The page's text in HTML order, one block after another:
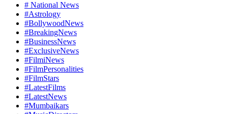
# National News
#Astrology
#BollywoodNews
#BreakingNews
#BusinessNews
#ExclusiveNews
#FilmiNews
#FilmPersonalities
#FilmStars
#LatestFilms
#LatestNews
#Mumbaikars